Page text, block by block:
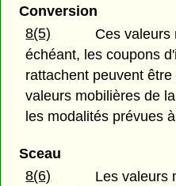
Conversion
8(5)
Ces valeurs
échéant, les coupons
rattachent peuvent
valeurs mobilières de
les modalités prévues
Sceau
8(6)
Les valeurs